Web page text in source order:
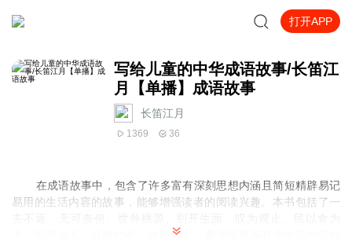
打开APP
写给儿童的中华成语故事/长笛江
月【单播】成语故事
长笛江月
1369 36
在成语故事中，包含了许多富有深刻思想内涵且简短精辟易记
易用的生活内容的故事，能够增强读者的阅读兴趣。本书包括了一
天、同室操戈、歧路亡羊、物极必反、攀龙附凤等有关生活内容的